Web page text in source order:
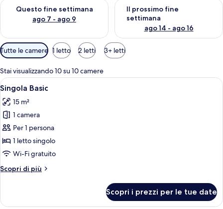
Questo fine settimana
ago 7 - ago 9
Verifica la disponibilità per questo fine settimana, ago 7 - ago
Il prossimo fine
settimana
ago 14 - ago 16
Verifica la disponibilità per il
Filtri
disponibili
per
le
camere
Tutte le camere 1 letto 2 letti 3+ letti
Stai visualizzando 10 su 10 camere
Apri
tutte
le
foto
per
Singola
Basic
Singola Basic | Una scrivania, Wi-Fi
4
Singola Basic
15 m²
1 camera
Per 1 persona
1 letto singolo
Wi-Fi gratuito
Scopri di più
Altri
Basic
Scopri i prezzi per le tue date